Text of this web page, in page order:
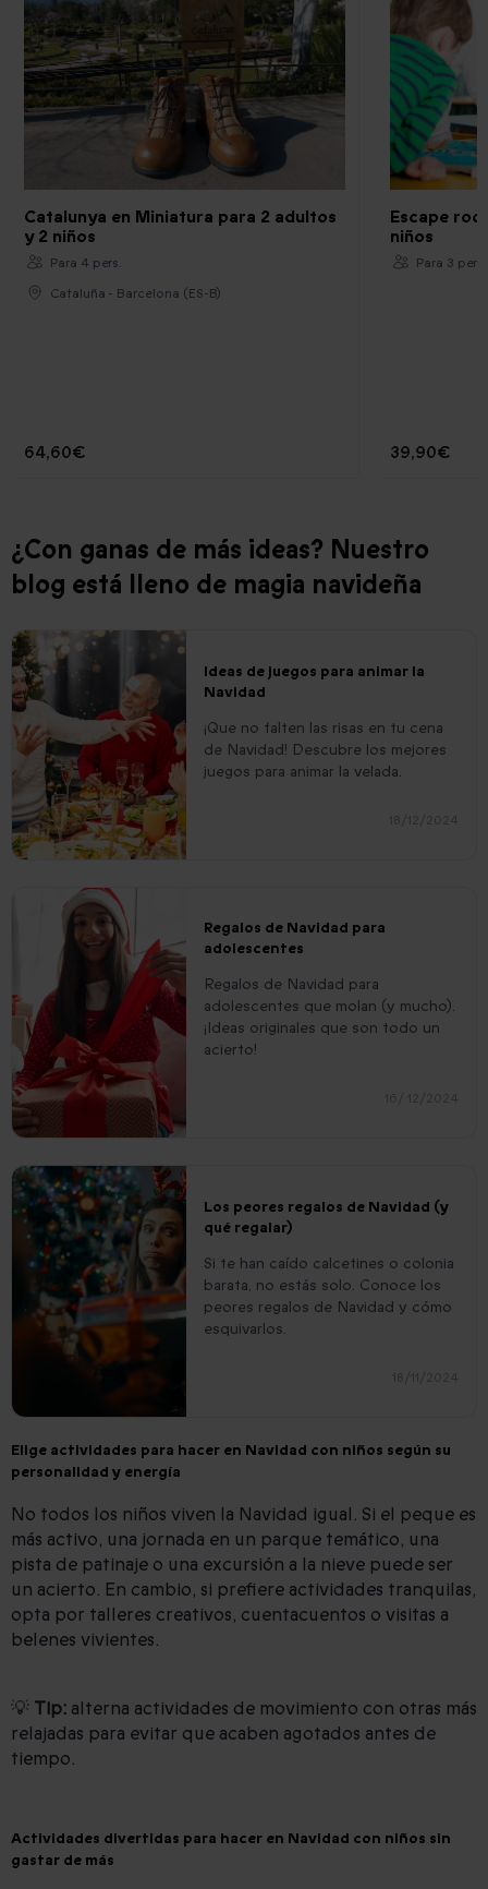
Catalunya en Miniatura para 2 adultos
y 2 niños
Para 4 pers.
Cataluña - Barcelona (ES-B)
64,60€
Escape
niños
Para 3 pers.
39,90€
¿Con ganas de más ideas? Nuestro
blog está lleno de magia navideña
Ideas de juegos para animar la
Navidad
¡Que no falten las risas en tu cena
de Navidad! Descubre los mejores
juegos para animar la velada.
18/12/2024
Regalos de Navidad para
adolescentes
Regalos de Navidad para
adolescentes que molan (y mucho).
¡Ideas originales que son todo un
acierto!
16/ 12/2024
Los peores regalos de Navidad (y
qué regalar)
Si te han caído calcetines o colonia
barata, no estás solo. Conoce los
peores regalos de Navidad y cómo
esquivarlos.
18/11/2024
Elige actividades para hacer en Navidad con niños según su
personalidad y energía
No todos los niños viven la Navidad igual. Si el peque es
más activo, una jornada en un parque temático, una
pista de patinaje o una excursión a la nieve puede ser
un acierto. En cambio, si prefiere actividades tranquilas,
opta por talleres creativos, cuentacuentos o visitas a
belenes vivientes.
💡 Tip: alterna actividades de movimiento con otras más
relajadas para evitar que acaben agotados antes de
tiempo.
Actividades divertidas para hacer en Navidad con niños sin
gastar de más